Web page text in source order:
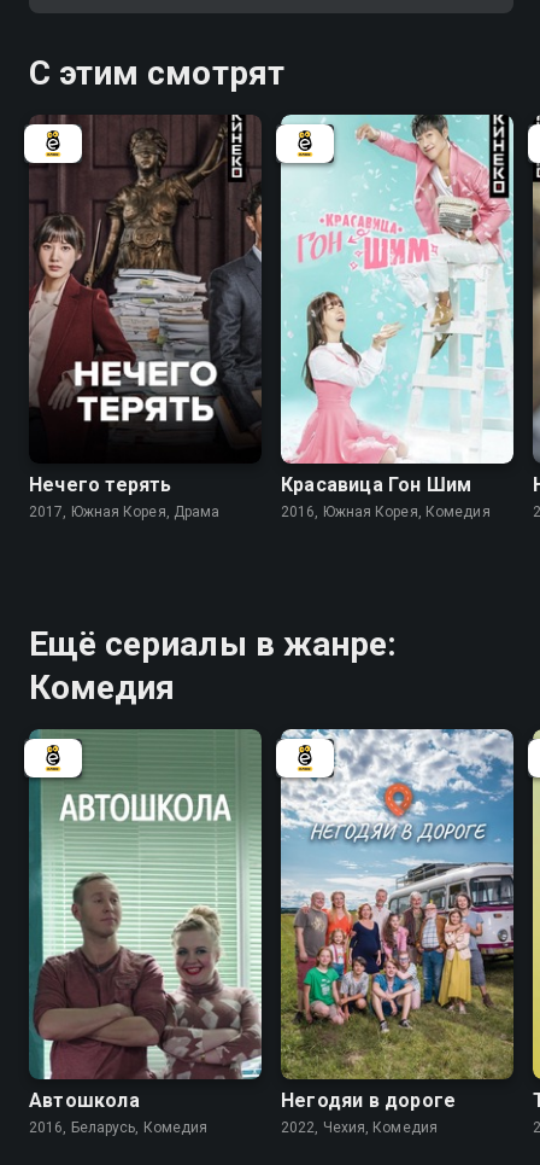
С этим смотрят
6.7
Нечего терять
2017, Южная Корея, Драма
7.7 7.3
Красавица Гон Шим
2016, Южная Корея, Комедия
Ещё сериалы в жанре:
Комедия
7.1
Автошкола
2016, Беларусь, Комедия
6.0
Негодяи в дороге
2022, Чехия, Комедия